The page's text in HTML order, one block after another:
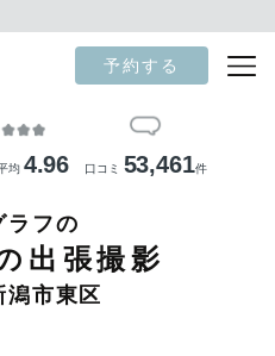
予約する
均 4.96 口コミ 53,461件
ラフの
出張撮影
潟市東区